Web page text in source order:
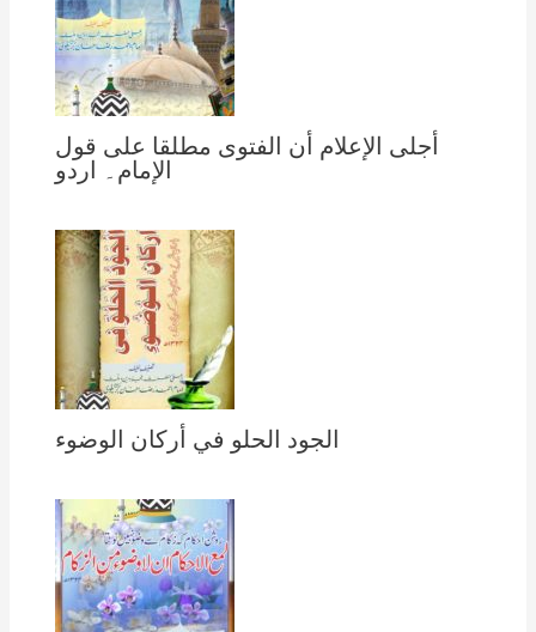
أجلى الإعلام أن الفتوى مطلقا على قول
الإمام۔ اردو
الجود الحلو في أركان الوضوء